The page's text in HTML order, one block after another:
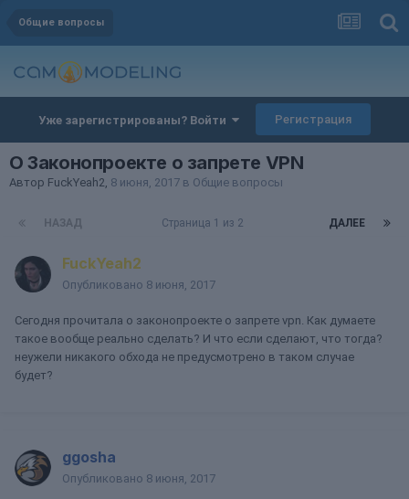
Общие вопросы
Уже зарегистрированы? Войти Регистрация
О Законопроекте о запрете VPN
Автор FuckYeah2, 8 июня, 2017 в Общие вопросы
НАЗАД ДАЛЕЕ
Страница 1 из 2
FuckYeah2
Опубликовано 8 июня, 2017
Сегодня прочитала о законопроекте о запрете vpn. Как думаете
такое вообще реально сделать? И что если сделают, что тогда?
неужели никакого обхода не предусмотрено в таком случае
будет?
ggosha
Опубликовано 8 июня, 2017